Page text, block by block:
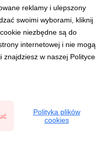
Stara.jpg
wieś.jpg
reklamy i ulepszony
swoimi wyborami, kliknij
cookie niezbędne są do
internetowej i nie mogą
znajdziesz w naszej Polityce
Polityka plików
cookies